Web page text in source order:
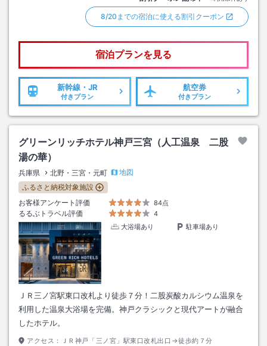
8/20までの宿泊に使える割引クーポン
宿泊プランを見る
新幹線・JR
付きプラン
航空券
付きプラン
グリーンリッチホテル神戸三宮（人工温泉 二股
湯の華）
兵庫県 北野・三宮・元町
地図
ふるさと納税対象施設
お客様アンケート評価
84点
るるぶトラベル評価
4
大浴場あり
駐車場あり
ＪＲ三ノ宮駅東口改札より徒歩７分！二股炭酸カルシウム温泉を
利用した温泉大浴場を完備。神戸クラシックと現代アートが融合
したホテル。
アクセス： ＪＲ神戸「三ノ宮」駅東口改札出口→徒歩約７分